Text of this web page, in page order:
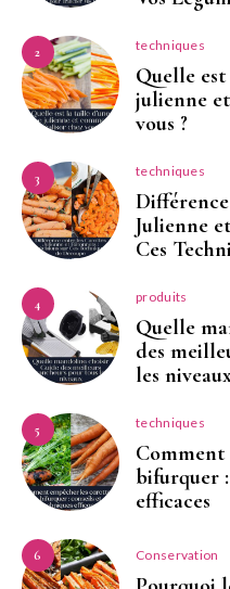
2 techniques
Quelle
julienne
vous ?
3 techniques
Julienne
Ces
4 produits
Quelle
des
les
5 techniques
Comment
bifurquer
efficaces
6 Conservation